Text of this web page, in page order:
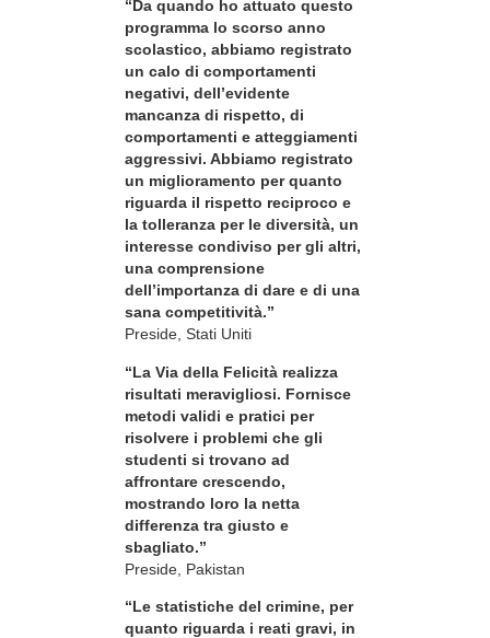
“Da quando ho attuato questo
programma lo scorso anno
scolastico, abbiamo registrato
un calo di comportamenti
negativi, dell’evidente
mancanza di rispetto, di
comportamenti e atteggiamenti
aggressivi. Abbiamo registrato
un miglioramento per quanto
riguarda il rispetto reciproco e
la tolleranza per le diversità, un
interesse condiviso per gli altri,
una comprensione
dell’importanza di dare e di una
sana competitività.”
Preside, Stati Uniti
“La Via della Felicità realizza
risultati meravigliosi. Fornisce
metodi validi e pratici per
risolvere i problemi che gli
studenti si trovano ad
affrontare crescendo,
mostrando loro la netta
differenza tra giusto e
sbagliato.”
Preside, Pakistan
“Le statistiche del crimine, per
quanto riguarda i reati gravi, in